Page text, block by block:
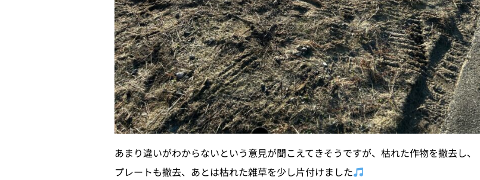
あまり違いがわからないという意見が聞こえてきそうですが、枯れた作物を撤去し、
プレートも撤去、あとは枯れた雑草を少し片付けました